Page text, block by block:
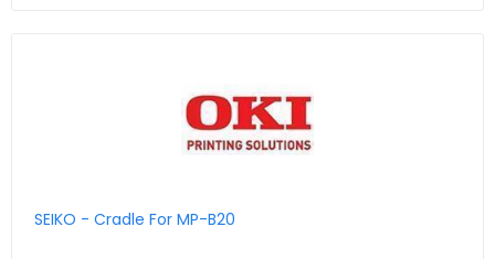
SEIKO - Cradle For MP-B20